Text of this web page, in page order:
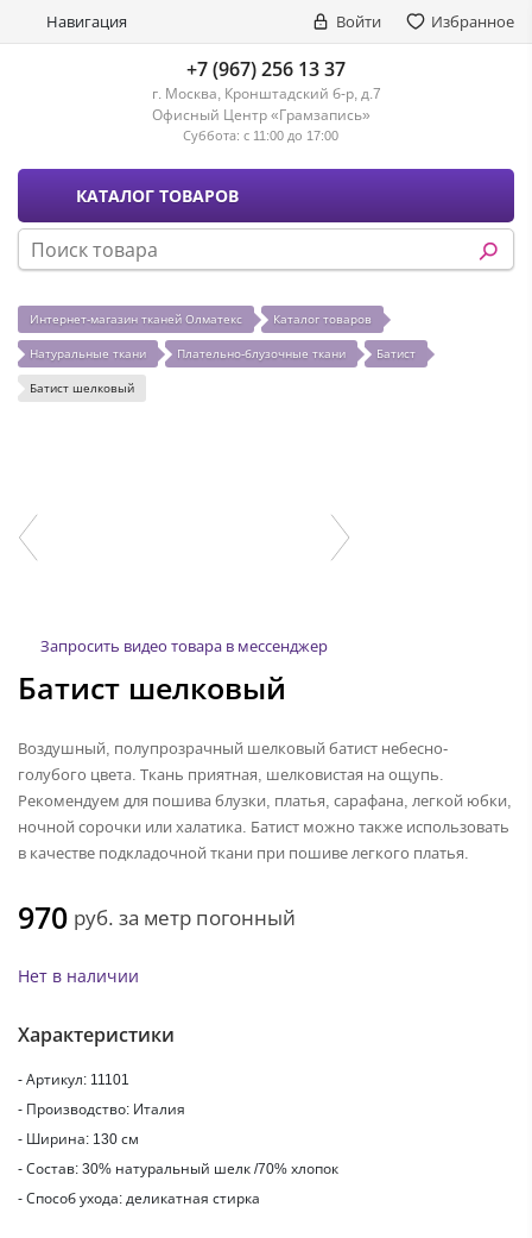
Навигация Войти Избранное
+7 (967) 256 13 37
г. Москва, Кронштадский б-р, д.7
Офисный Центр «Грамзапись»
Суббота: с 11:00 до 17:00
КАТАЛОГ ТОВАРОВ
Интернет-магазин тканей Олматекс Каталог товаров
Натуральные ткани Плательно-блузочные ткани Батист
Батист шелковый
Запросить видео товара в мессенджер
Батист шелковый
Воздушный, полупрозрачный шелковый батист небесно-
голубого цвета. Ткань приятная, шелковистая на ощупь.
Рекомендуем для пошива блузки, платья, сарафана, легкой юбки,
ночной сорочки или халатика. Батист можно также использовать
в качестве подкладочной ткани при пошиве легкого платья.
970 руб. за метр погонный
Нет в наличии
Характеристики
- Артикул: 11101
- Производство: Италия
- Ширина: 130 см
- Состав: 30% натуральный шелк /70% хлопок
- Способ ухода: деликатная стирка